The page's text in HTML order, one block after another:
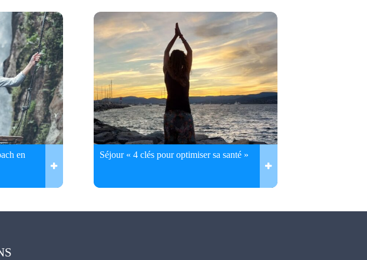
en
Séjour « 4 clés pour optimiser sa santé »